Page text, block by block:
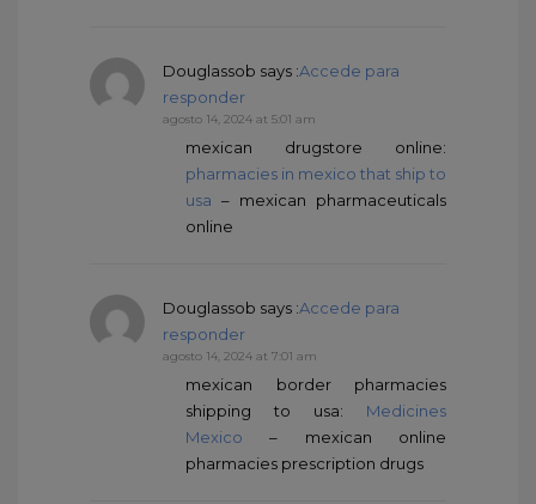
Douglassob says :Accede para
responder
agosto 14, 2024 at 5:01 am
mexican drugstore online:
pharmacies in mexico that ship to
usa – mexican pharmaceuticals
online
Douglassob says :Accede para
responder
agosto 14, 2024 at 7:01 am
mexican border pharmacies
shipping to usa: Medicines
Mexico – mexican online
pharmacies prescription drugs